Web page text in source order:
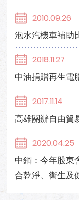
2010.09.26
泡水汽機車補助
2018.11.27
中油捐贈再生電
2017.11.14
高雄關辦自由貿
2020.04.25
中鋼：今年股東
合乾淨、衛生及